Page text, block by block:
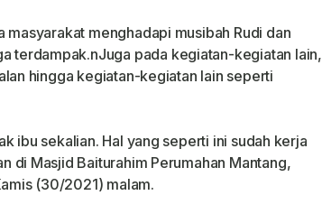
menghadapi musibah Rudi dan
terdampak.nJuga pada kegiatan-kegiatan lain,
hingga kegiatan-kegiatan lain seperti
ibu sekalian. Hal yang seperti ini sudah kerja
di Masjid Baiturahim Perumahan Mantang,
(30/2021) malam.